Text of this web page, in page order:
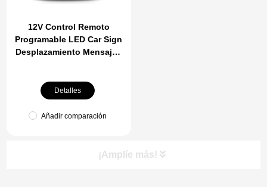
12V Control Remoto
Programable LED Car Sign
Desplazamiento Mensajes
Para Publicidad
Detalles
Añadir comparación
¡Amplíe más!